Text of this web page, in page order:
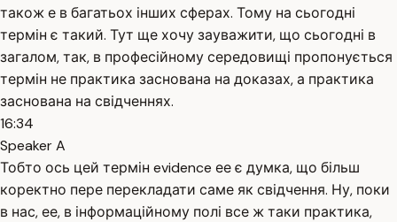
також е в багатьох інших сферах. Тому на сьогодні
термін є такий. Тут ще хочу зауважити, що сьогодні в
загалом, так, в професійному середовищі пропонується
термін не практика заснована на доказах, а практика
заснована на свідченнях.
16:34
Speaker A
Тобто ось цей термін evidence ее є думка, що більш
коректно пере перекладати саме як свідчення. Ну, поки
в нас, ее, в інформаційному полі все ж таки практика,